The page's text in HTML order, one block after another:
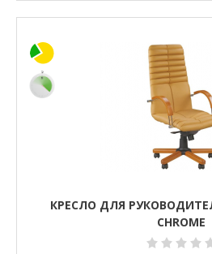
КРЕСЛО ДЛЯ
CHROME